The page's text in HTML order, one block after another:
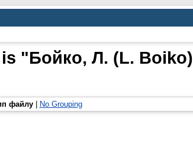
"Бойко, Л. (L. Boiko)
файлу| No Grouping